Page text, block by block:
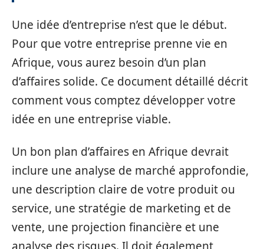
Une idée d’entreprise n’est que le début.
Pour que votre entreprise prenne vie en
Afrique, vous aurez besoin d’un plan
d’affaires solide. Ce document détaillé décrit
comment vous comptez développer votre
idée en une entreprise viable.
Un bon plan d’affaires en Afrique devrait
inclure une analyse de marché approfondie,
une description claire de votre produit ou
service, une stratégie de marketing et de
vente, une projection financière et une